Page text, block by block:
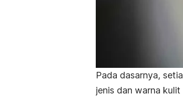
Pada dasarnya,
jenis dan warna